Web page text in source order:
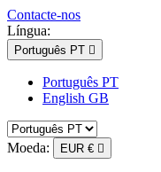
Contacte-nos
Língua:
Português PT 
Português PT
English GB
Moeda: EUR € 